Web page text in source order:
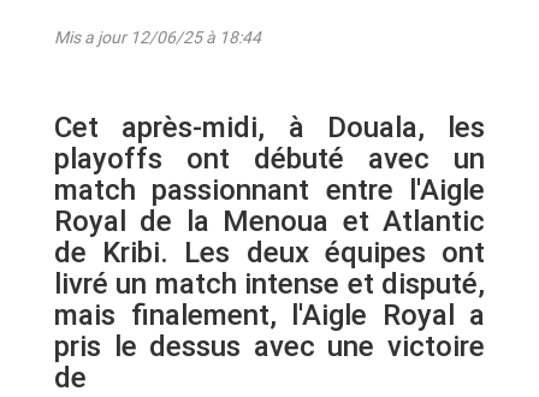
Mis a jour 12/06/25 à 18:44
Cet après-midi, à Douala, les
playoffs ont débuté avec un
match passionnant entre l'Aigle
Royal de la Menoua et Atlantic
de Kribi. Les deux équipes ont
livré un match intense et disputé,
mais finalement, l'Aigle Royal a
pris le dessus avec une victoire
de